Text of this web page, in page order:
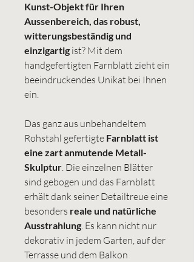
Kunst-Objekt für Ihren
Aussenbereich, das robust,
witterungsbeständig und
einzigartig ist? Mit dem
handgefertigten Farnblatt zieht ein
beeindruckendes Unikat bei Ihnen
ein.
Das ganz aus unbehandeltem
Rohstahl gefertigte Farnblatt ist
eine zart anmutende Metall-
Skulptur. Die einzelnen Blätter
sind gebogen und das Farnblatt
erhält dank seiner Detailtreue eine
besonders reale und natürliche
Ausstrahlung. Es kann nicht nur
dekorativ in jedem Garten, auf der
Terrasse und dem Balkon